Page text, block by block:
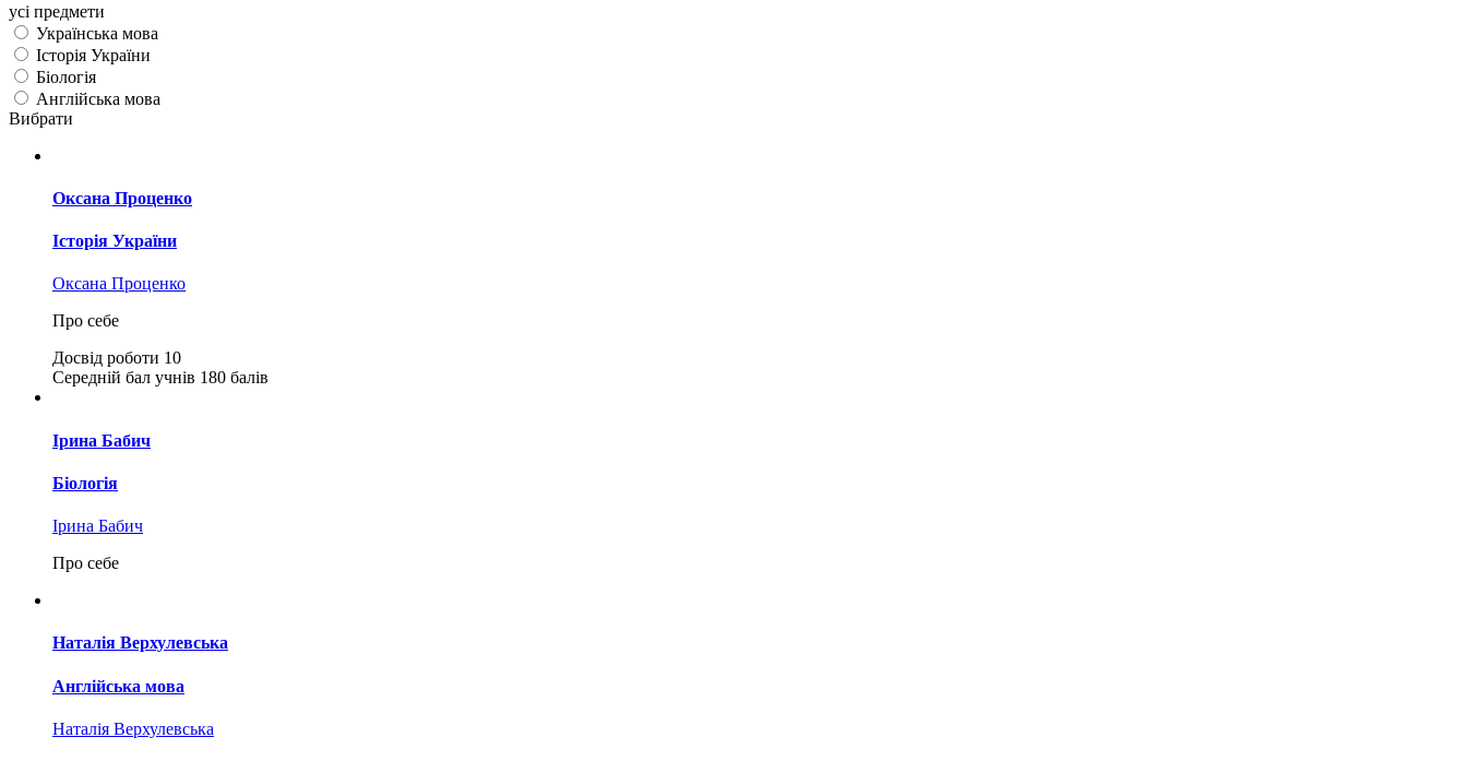
усі предмети
Українська мова
Історія України
Біологія
Англійська мова
Вибрати
Оксана Проценко
Історія України
Оксана Проценко
Про себе
Досвід роботи 10
Середній бал учнів 180 балів
Ірина Бабич
Біологія
Ірина Бабич
Про себе
Наталія Верхулевська
Англійська мова
Наталія Верхулевська